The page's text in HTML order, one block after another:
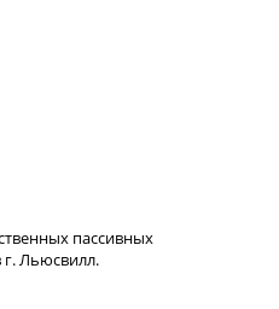
пассивных
Льюсвилл.